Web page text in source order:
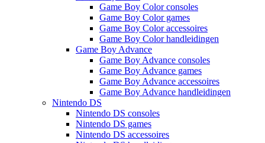
Game Boy Color consoles
Game Boy Color games
Game Boy Color accessoires
Game Boy Color handleidingen
Game Boy Advance
Game Boy Advance consoles
Game Boy Advance games
Game Boy Advance accessoires
Game Boy Advance handleidingen
Nintendo DS
Nintendo DS consoles
Nintendo DS games
Nintendo DS accessoires